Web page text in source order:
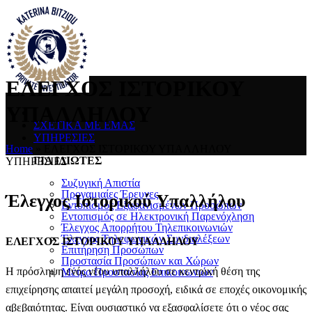
ΣΧΕΤΙΚΑ ΜΕ ΕΜΑΣ
ΥΠΗΡΕΣΙΕΣ
ΓΙΑ ΙΔΙΩΤΕΣ
Συζυγική Απιστία
Προγαμιαίες Έρευνες
Εντοπισμός Εξαφανισμένων Προσώπων
Εντοπισμός σε Ηλεκτρονική Παρενόχληση
Έλεγχος Απορρήτου Τηλεπικοινωνιών
Έλεγχος Τηλεφωνικών Συνδιαλέξεων
Επιτήρηση Προσώπων
Προστασία Προσώπων και Χώρων
Μέτρα Προστασίας Επικοινωνιών
ΕΛΕΓΧΟΣ ΙΣΤΟΡΙΚΟΥ
ΥΠΑΛΛΗΛΟΥ
Home
ΥΠΗΡΕΣΙΕΣ
Έλεγχος Ιστορικού Υπαλλήλου
ΕΛΕΓΧΟΣ ΙΣΤΟΡΙΚΟΥ ΥΠΑΛΛΗΛΟΥ
Η πρόσληψη ενός νέου υπαλλήλου σε κεντρική θέση της
επιχείρησης απαιτεί μεγάλη προσοχή, ειδικά σε εποχές οικονομικής
αβεβαιότητας. Είναι ουσιαστικό να εξασφαλίσετε ότι ο νέος σας